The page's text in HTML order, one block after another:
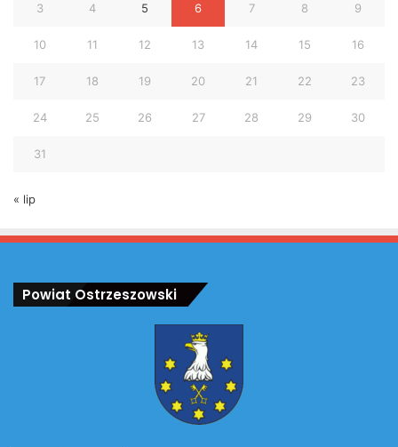
3 4 5 6 7 8 9
10 11 12 13 14 15 16
17 18 19 20 21 22 23
24 25 26 27 28 29 30
31
« lip
Powiat Ostrzeszowski